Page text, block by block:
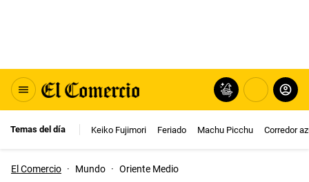
Temas del día Keiko Fujimori Feriado Machu Picchu Corredor
El Comercio · Mundo · Oriente Medio